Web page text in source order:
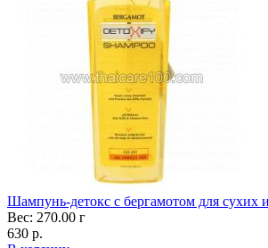
Шампунь-детокс с бергамотом для
Вес: 270.00 г
630 р.